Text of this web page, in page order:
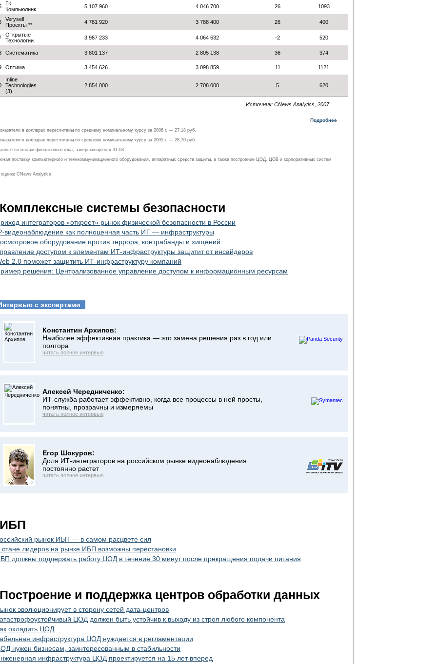
ГК
Компьюлинк
5 107 960 4 046 700 26 1093
Verysell
Проекты **
4 781 920 3 788 400 26 400
Открытые
Технологии
3 987 233 4 064 632 -2 520
Систематика 3 801 137 2 805 138 36 374
Оптима 3 454 626 3 098 859 11 1121
Inline
Technologies
(3)
2 854 000 2 708 000 5 620
Источник: CNews Analytics, 2007
Подробнее
в долларах пересчитаны по среднему номинальному курсу за 2006 г. — 27,18 руб.
в долларах пересчитаны по среднему номинальному курсу за 2005 г. — 28,70 руб.
по итогам финансового года, завершающегося 31.03
поставку компьютерного и телекоммуникационного оборудования, аппаратных средств защиты, а также построение ЦОД, ЦОВ и корпоративных систем
CNews Analytics
Комплексные системы безопасности
интеграторов «откроет» рынок физической безопасности в России
видеонаблюдение как полноценная часть ИТ — инфраструктуры
оборудование против террора, контрабанды и хищений
доступом к элементам ИТ-инфраструктуры защитит от инсайдеров
2.0 поможет защитить ИТ-инфраструктуру компаний
решения: Централизованное управление доступом к информационным ресурсам
с экспертами
Константин Архипов:
Наиболее эффективная практика — это замена решения раз в год или
полтора
читать полное интервью
Алексей Чередниченко:
ИТ-служба работает эффективно, когда все процессы в ней просты,
понятны, прозрачны и измеряемы
читать полное интервью
Егор Шокуров:
Доля ИТ-интеграторов на российском рынке видеонаблюдения
постоянно растет
читать полное интервью
ИБП
рынок ИБП — в самом расцвете сил
стане лидеров на рынке ИБП возможны перестановки
должны поддержать работу ЦОД в течение 30 минут после прекращения подачи питания
Построение и поддержка центров обработки данных
эволюционирует в сторону сетей дата-центров
ЦОД должен быть устойчив к выходу из строя любого компонента
охладить ЦОД
инфраструктура ЦОД нуждается в регламентации
нужен бизнесам, заинтересованным в стабильности
инфраструктура ЦОД проектируется на 15 лет вперед